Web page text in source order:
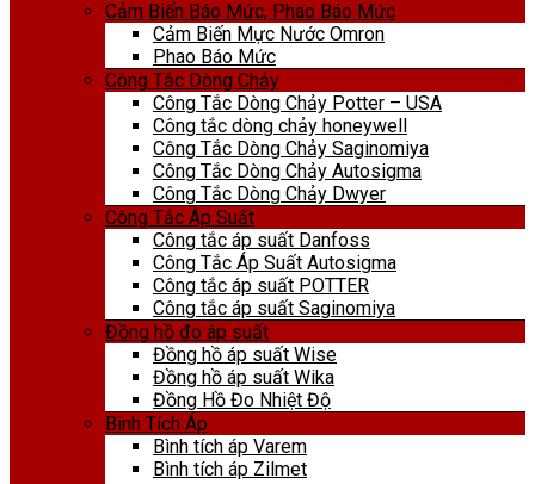
Cảm Biến Báo Mức, Phao Báo Mức
Cảm Biến Mực Nước Omron
Phao Báo Mức
Công Tắc Dòng Chảy
Công Tắc Dòng Chảy Potter – USA
Công tắc dòng chảy honeywell
Công Tắc Dòng Chảy Saginomiya
Công Tắc Dòng Chảy Autosigma
Công Tắc Dòng Chảy Dwyer
Công Tắc Áp Suất
Công tắc áp suất Danfoss
Công Tắc Áp Suất Autosigma
Công tắc áp suất POTTER
Công tắc áp suất Saginomiya
Đồng hồ đo áp suất
Đồng hồ áp suất Wise
Đồng hồ áp suất Wika
Đồng Hồ Đo Nhiệt Độ
Bình Tích Áp
Bình tích áp Varem
Bình tích áp Zilmet